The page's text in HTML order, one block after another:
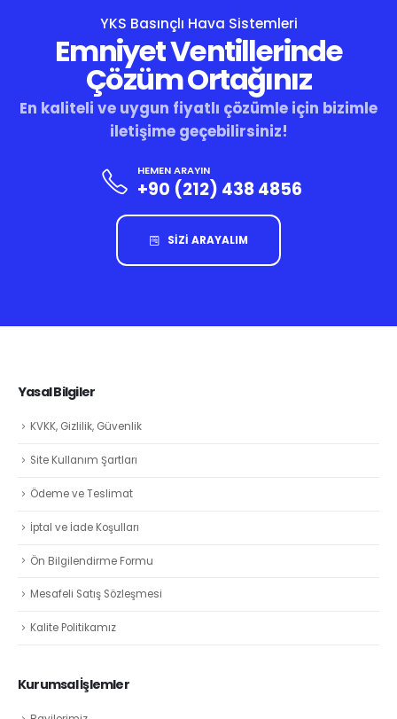
YKS Basınçlı Hava Sistemleri
Emniyet Ventillerinde
Çözüm Ortağınız
En kaliteli ve uygun fiyatlı çözümle için bizimle
iletişime geçebilirsiniz!
HEMEN ARAYIN
+90 (212) 438 4856
SİZİ ARAYALIM
Yasal Bilgiler
KVKK, Gizlilik, Güvenlik
Site Kullanım Şartları
Ödeme ve Teslimat
İptal ve İade Koşulları
Ön Bilgilendirme Formu
Mesafeli Satış Sözleşmesi
Kalite Politikamız
Kurumsal İşlemler